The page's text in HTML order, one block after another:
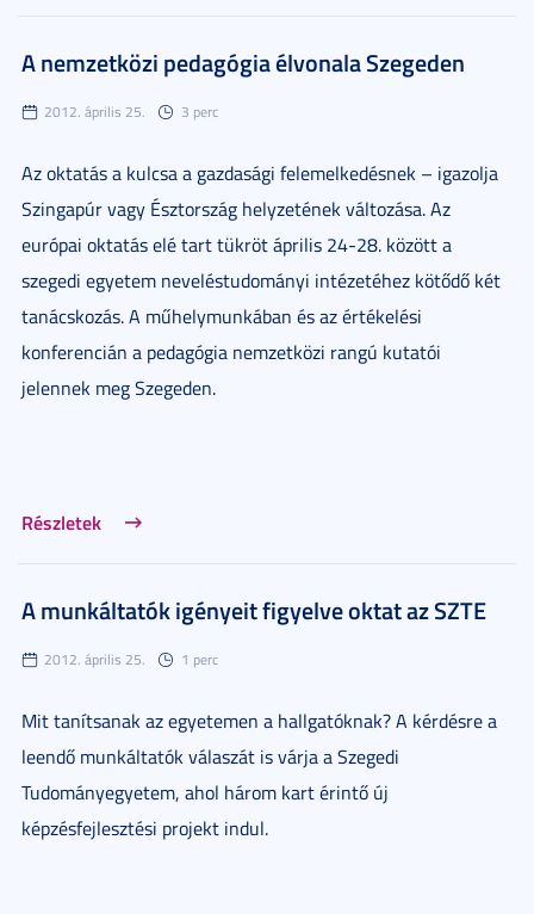
A nemzetközi pedagógia élvonala Szegeden
2012. április 25. 3 perc
Az oktatás a kulcsa a gazdasági felemelkedésnek – igazolja
Szingapúr vagy Észtország helyzetének változása. Az
európai oktatás elé tart tükröt április 24-28. között a
szegedi egyetem neveléstudományi intézetéhez kötődő két
tanácskozás. A műhelymunkában és az értékelési
konferencián a pedagógia nemzetközi rangú kutatói
jelennek meg Szegeden.
Részletek
A munkáltatók igényeit figyelve oktat az SZTE
2012. április 25. 1 perc
Mit tanítsanak az egyetemen a hallgatóknak? A kérdésre a
leendő munkáltatók válaszát is várja a Szegedi
Tudományegyetem, ahol három kart érintő új
képzésfejlesztési projekt indul.